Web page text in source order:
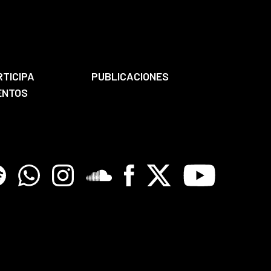
PUBLICACIONES
WhatsappInstagramSoundcloreFacebook
X Youtube